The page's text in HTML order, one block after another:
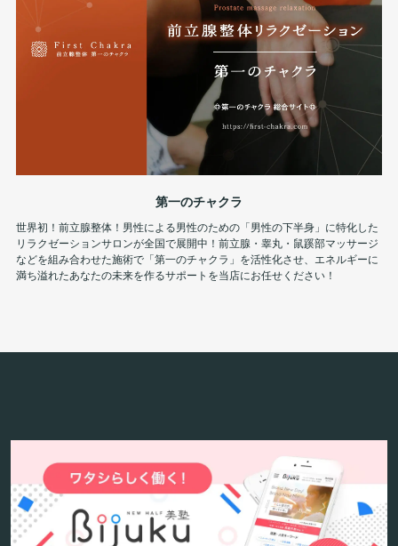
第一のチャクラ
世界初！前立腺整体！男性による男性のための「男性の下半身」に特化した
リラクゼーションサロンが全国で展開中！前立腺・睾丸・鼠蹊部マッサージ
などを組み合わせた施術で「第一のチャクラ」を活性化させ、エネルギーに
満ち溢れたあなたの未来を作るサポートを当店にお任せください！